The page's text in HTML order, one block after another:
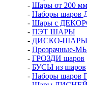
- Шары от 200 мм
- Наборы
- Шары с
- ПЭТ ШАРЫ
- ДИСКО-ШАРЫ
- Прозрачные-
- ГРОЗДИ шаров
- БУСЫ из шаров
- Наборы